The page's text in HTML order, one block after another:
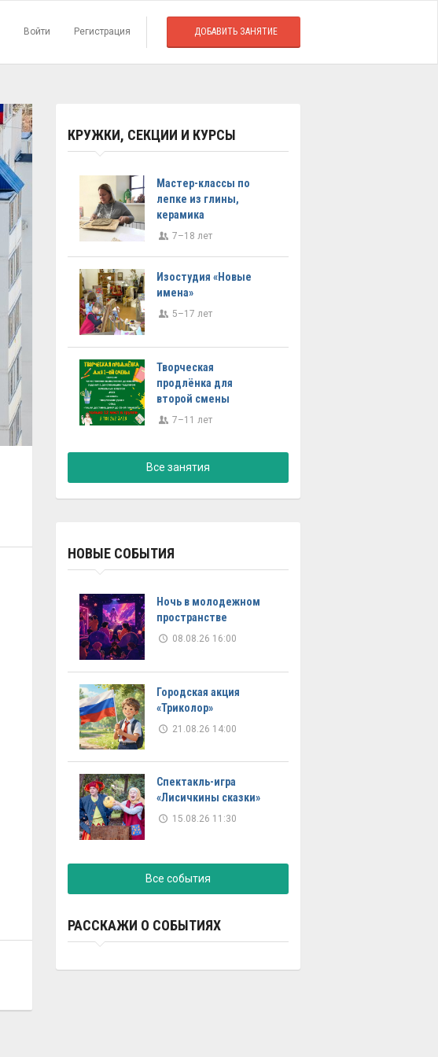
Войти Регистрация ДОБАВИТЬ ЗАНЯТИЕ
КРУЖКИ, СЕКЦИИ И КУРСЫ
Мастер-классы по
лепке из глины,
керамика
7–18 лет
Изостудия «Новые
имена»
5–17 лет
Творческая
продлёнка для
второй смены
7–11 лет
Все занятия
НОВЫЕ СОБЫТИЯ
Ночь в молодежном
пространстве
08.08.26 16:00
Городская акция
«Триколор»
21.08.26 14:00
Спектакль-игра
«Лисичкины сказки»
15.08.26 11:30
Все события
РАССКАЖИ О СОБЫТИЯХ